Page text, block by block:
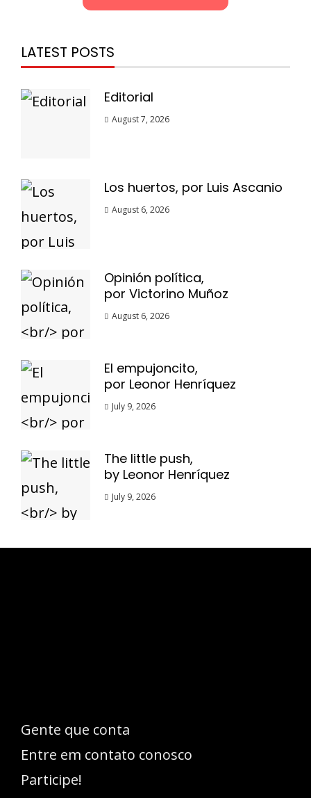
LATEST POSTS
Editorial
August 7, 2026
Los huertos, por Luis Ascanio
August 6, 2026
Opinión política,
por Victorino Muñoz
August 6, 2026
El empujoncito,
por Leonor Henríquez
July 9, 2026
The little push,
by Leonor Henríquez
July 9, 2026
Gente que conta
Entre em contato conosco
Participe!